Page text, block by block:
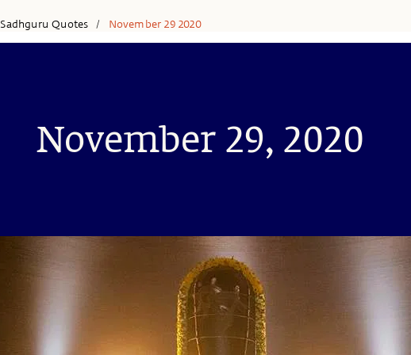
Sadhguru Quotes / November 29 2020
November 29, 2020